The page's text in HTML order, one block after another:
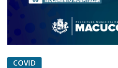
COVID